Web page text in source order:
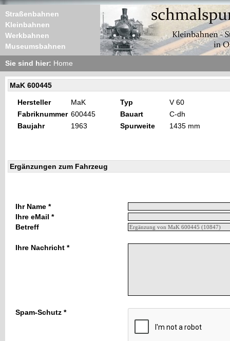
Straßenbahnen
Kleinbahnen
Werkbahnen
Museumsbahnen
Sie sind hier: Home
MaK 600445
Hersteller MaK Typ
V 60
Fabriknummer 600445 Bauart
C-dh
Baujahr
1963 Spurweite 1435 mm
Ergänzungen zum Fahrzeug
Ihr Name *
Ihre eMail *
Betreff
Ihre Nachricht *
Spam-Schutz *